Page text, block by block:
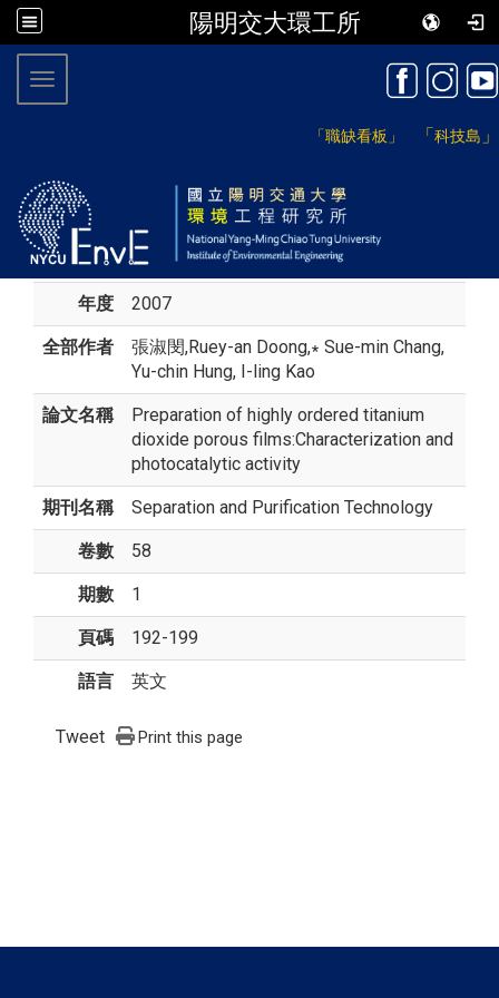
陽明交大環工所
「職缺看板」 「科技島 」
Toggle navigation
年度 2007
全部作者 張淑閔,Ruey-an Doong,∗ Sue-min Chang,
Yu-chin Hung, I-ling Kao
論文名稱
Preparation of highly ordered titanium
dioxide porous films:Characterization and
photocatalytic activity
期刊名稱 Separation and Purification Technology
卷數 58
期數 1
頁碼 192-199
語言 英文
Tweet Print this page